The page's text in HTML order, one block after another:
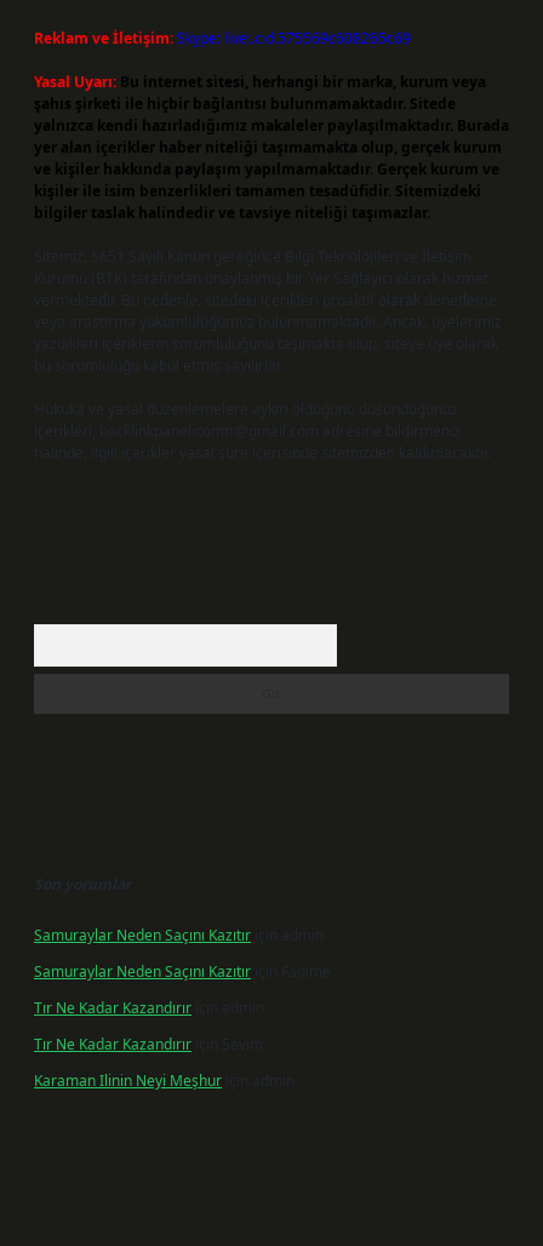
Reklam ve İletişim:Skype: live:.cid.575569c608265c69
Yasal Uyarı: Bu internet sitesi, herhangi bir marka, kurum veya
şahıs şirketi ile hiçbir bağlantısı bulunmamaktadır. Sitede
yalnızca kendi hazırladığımız makaleler paylaşılmaktadır. Burada
yer alan içerikler haber niteliği taşımamakta olup, gerçek kurum
ve kişiler hakkında paylaşım yapılmamaktadır. Gerçek kurum ve
kişiler ile isim benzerlikleri tamamen tesadüfidir. Sitemizdeki
bilgiler taslak halindedir ve tavsiye niteliği taşımazlar.
Sitemiz, 5651 Sayılı Kanun gereğince Bilgi Teknolojileri ve İletişim
Kurumu (BTK) tarafından onaylanmış bir Yer Sağlayıcı olarak hizmet
vermektedir. Bu nedenle, sitedeki içerikleri proaktif olarak denetleme
veya araştırma yükümlülüğümüz bulunmamaktadır. Ancak, üyelerimiz
yazdıkları içeriklerin sorumluluğunu taşımakta olup, siteye üye olarak
bu sorumluluğu kabul etmiş sayılırlar.
Hukuka ve yasal düzenlemelere aykırı olduğunu düşündüğünüz
içerikleri, backlinkpanelicomtr@gmail.com adresine bildirmeniz
halinde, ilgili içerikler yasal süre içerisinde sitemizden kaldırılacaktır.
Son yorumlar
Samuraylar Neden Saçını Kazıtır için
admin
Samuraylar Neden Saçını Kazıtır için
Fadime
Tır Ne Kadar Kazandırır için
admin
Tır Ne Kadar Kazandırır için Sevim
Karaman Ilinin Neyi Meşhur için admin